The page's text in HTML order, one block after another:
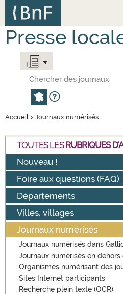
Presse
Accueil > Journaux numérisés
TOUTES LESRUBRIQUES
Nouveau !
Foire aux questions (FAQ)
Départements
Villes, villages
Journaux numérisés
Journaux numérisés dans
Journaux numérisés en dehors
Organismes numérisant des
Sites Internet participants
Recherche plein texte (OCR)
Panneau de gestion des cookies